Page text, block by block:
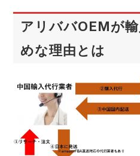
アリババOEMが
めな理由とは